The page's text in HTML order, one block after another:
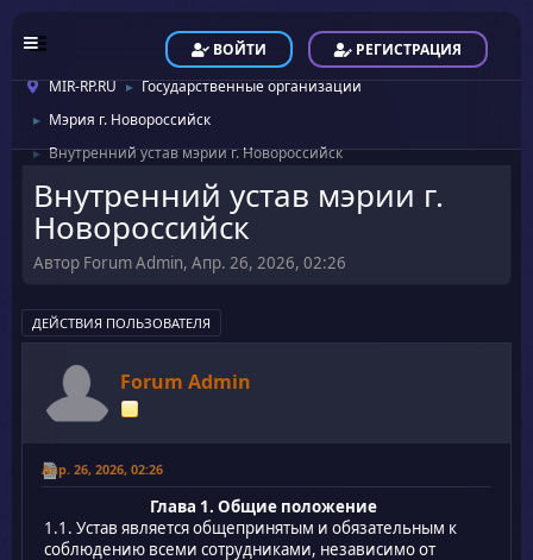
ВОЙТИ
РЕГИСТРАЦИЯ
MIR-RP.RU
► Государственные организации
► Мэрия г. Новороссийск
► Внутренний устав мэрии г. Новороссийск
Внутренний устав мэрии г.
Новороссийск
Автор Forum Admin, Апр. 26, 2026, 02:26
ДЕЙСТВИЯ ПОЛЬЗОВАТЕЛЯ
Forum Admin
Апр. 26, 2026, 02:26
Глава 1. Общие положение
1.1. Устав является общепринятым и обязательным к
соблюдению всеми сотрудниками, независимо от